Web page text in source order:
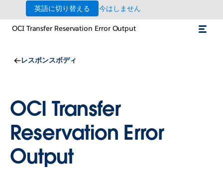
英語に切り替える
今はしません
OCI Transfer Reservation Error Output
レスポンスボディ
OCI Transfer
Reservation Error
Output